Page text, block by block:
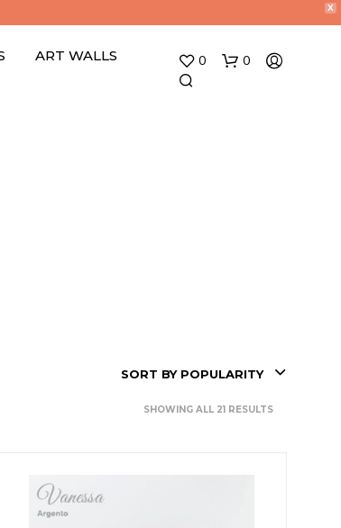
X
ART WALLS
0 0
T
SORT BY POPULARITY
SHOWING ALL 21 RESULTS